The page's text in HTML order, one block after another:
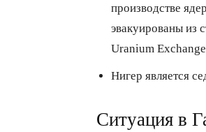
производстве
эвакуированы из
Uranium
Нигер является
Ситуация в